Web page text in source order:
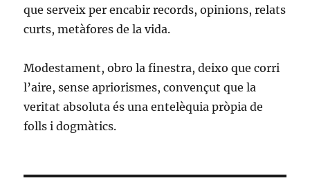
que serveix per encabir records, opinions, relats
curts, metàfores de la vida.
Modestament, obro la finestra, deixo que corri
l’aire, sense apriorismes, convençut que la
veritat absoluta és una entelèquia pròpia de
folls i dogmàtics.